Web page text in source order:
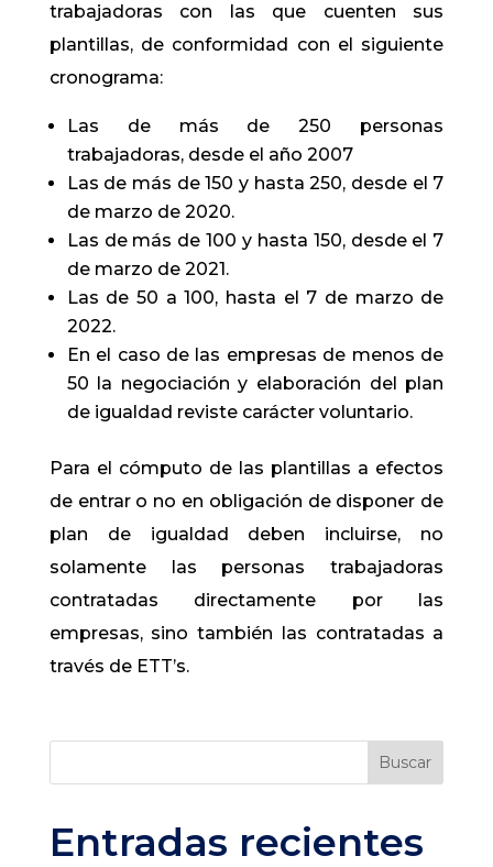
trabajadoras con las que cuenten sus
plantillas, de conformidad con el siguiente
cronograma:
Las de más de 250 personas
trabajadoras, desde el año 2007
Las de más de 150 y hasta 250, desde el 7
de marzo de 2020.
Las de más de 100 y hasta 150, desde el 7
de marzo de 2021.
Las de 50 a 100, hasta el 7 de marzo de
2022.
En el caso de las empresas de menos de
50 la negociación y elaboración del plan
de igualdad reviste carácter voluntario.
Para el cómputo de las plantillas a efectos
de entrar o no en obligación de disponer de
plan de igualdad deben incluirse, no
solamente las personas trabajadoras
contratadas directamente por las
empresas, sino también las contratadas a
través de ETT’s.
Buscar
Entradas recientes